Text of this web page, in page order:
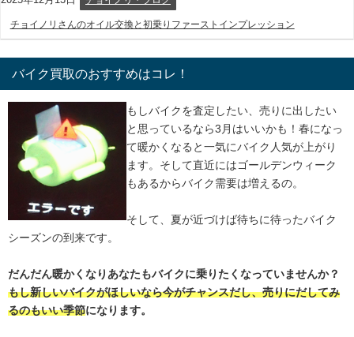
チョイノリさんのオイル交換と初乗りファーストインプレッション
バイク買取のおすすめはコレ！
もしバイクを査定したい、売りに出したい
と思っているなら3月はいいかも！春になっ
て暖かくなると一気にバイク人気が上がり
ます。そして直近にはゴールデンウィーク
もあるからバイク需要は増えるの。
そして、夏が近づけば待ちに待ったバイク
シーズンの到来です。
だんだん暖かくなりあなたもバイクに乗りたくなっていませんか？
もし新しいバイクがほしいなら今がチャンスだし、売りにだしてみ
るのもいい季節になります。